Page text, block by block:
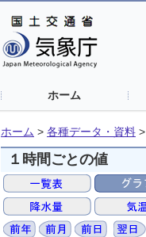
ホーム
ホーム > 各種データ・資料 >
１時間ごとの値